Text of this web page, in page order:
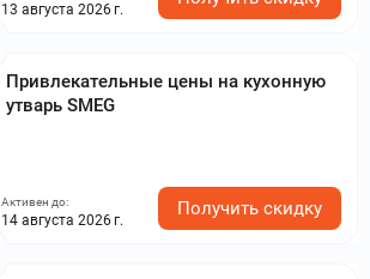
13 августа 2026 г.
Привлекательные цены на кухонную
утварь SMEG
Активен до:
14 августа 2026 г.
Получить скидку